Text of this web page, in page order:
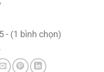
- (1 bình chọn)